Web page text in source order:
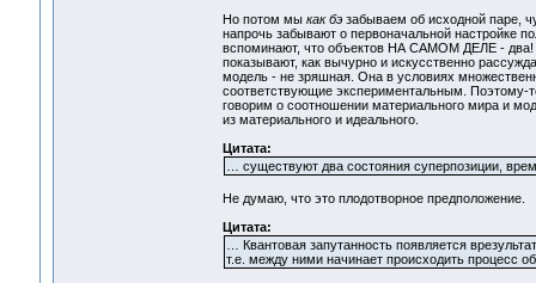
Но потом мы как бэзабываем об исходной паре,
напрочь забывают о первоначальной настройке
вспоминают, что объектов НА САМОМ ДЕЛЕ - два!
показывают, как вычурно и искусственно
модель - не зряшная. Она в условиях
соответствующие экспериментальным.
говорим о соотношении материального мира и
из материального и идеального.
Цитата:
… существуют два состояния суперпозиции,
Не думаю, что это плодотворное предположение.
Цитата:
… Квантовая запутанность появляется
т.е. между ними начинает происходить процесс